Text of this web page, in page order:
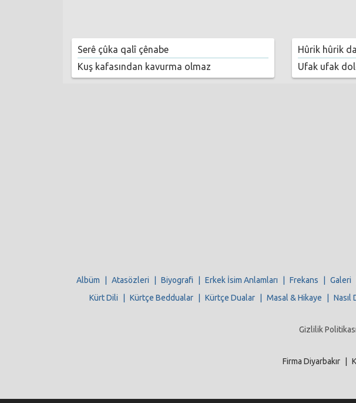
Serê çûka qalî çênabe
Kuş kafasından kavurma olmaz
Hûrik hûrik
Ufak ufak
Albüm Atasözleri Biyografi Erkek İsim Anlamları Frekans Galeri
Kürt Dili
Kürtçe Beddualar Kürtçe Dualar Masal & Hikaye Nasıl
Gizlilik Politikası
Firma Diyarbakır